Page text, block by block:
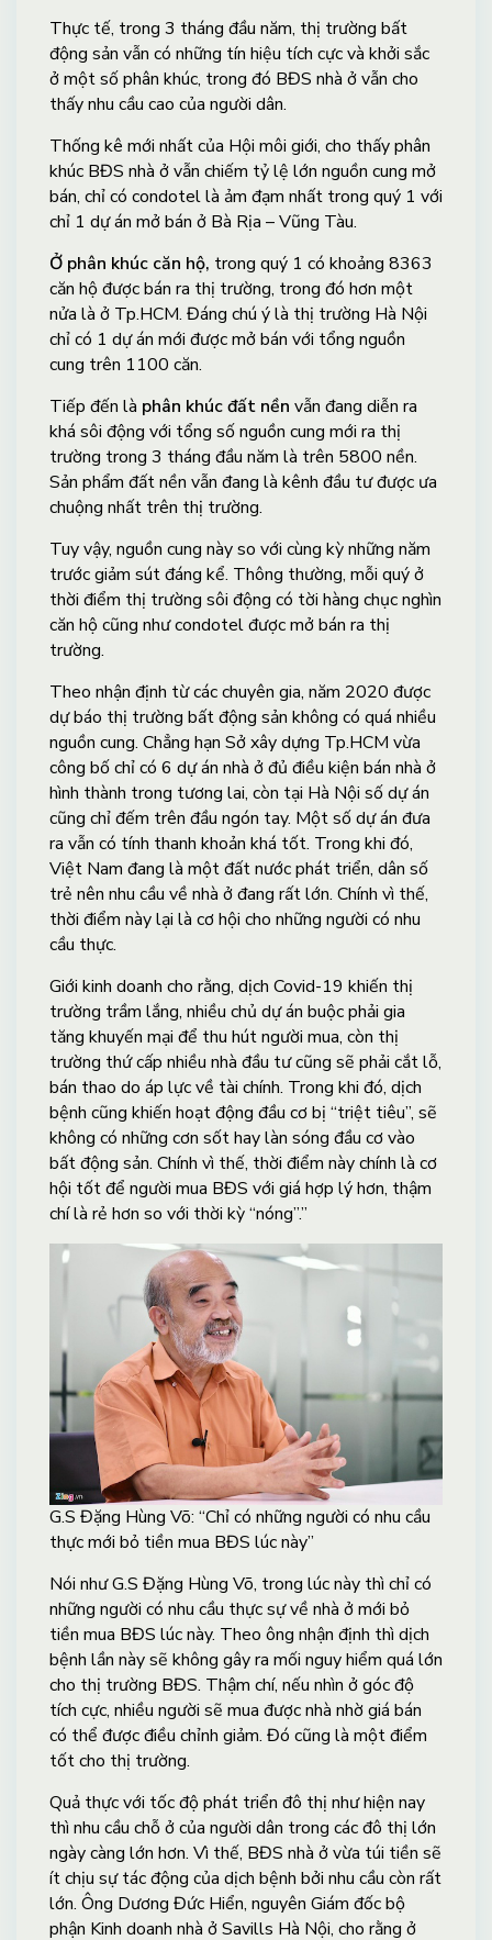
Thực tế, trong 3 tháng đầu năm, thị trường bất
động sản vẫn có những tín hiệu tích cực và khởi sắc
ở một số phân khúc, trong đó BĐS nhà ở vẫn cho
thấy nhu cầu cao của người dân.
Thống kê mới nhất của Hội môi giới, cho thấy phân
khúc BĐS nhà ở vẫn chiếm tỷ lệ lớn nguồn cung mở
bán, chỉ có condotel là ảm đạm nhất trong quý 1 với
chỉ 1 dự án mở bán ở Bà Rịa – Vũng Tàu.
Ở phân khúc căn hộ, trong quý 1 có khoảng 8363
căn hộ được bán ra thị trường, trong đó hơn một
nửa là ở Tp.HCM. Đáng chú ý là thị trường Hà Nội
chỉ có 1 dự án mới được mở bán với tổng nguồn
cung trên 1100 căn.
Tiếp đến là phân khúc đất nền vẫn đang diễn ra
khá sôi động với tổng số nguồn cung mới ra thị
trường trong 3 tháng đầu năm là trên 5800 nền.
Sản phẩm đất nền vẫn đang là kênh đầu tư được ưa
chuộng nhất trên thị trường.
Tuy vậy, nguồn cung này so với cùng kỳ những năm
trước giảm sút đáng kể. Thông thường, mỗi quý ở
thời điểm thị trường sôi động có tời hàng chục nghìn
căn hộ cũng như condotel được mở bán ra thị
trường.
Theo nhận định từ các chuyên gia, năm 2020 được
dự báo thị trường bất động sản không có quá nhiều
nguồn cung. Chẳng hạn Sở xây dựng Tp.HCM vừa
công bố chỉ có 6 dự án nhà ở đủ điều kiện bán nhà ở
hình thành trong tương lai, còn tại Hà Nội số dự án
cũng chỉ đếm trên đầu ngón tay. Một số dự án đưa
ra vẫn có tính thanh khoản khá tốt. Trong khi đó,
Việt Nam đang là một đất nước phát triển, dân số
trẻ nên nhu cầu về nhà ở đang rất lớn. Chính vì thế,
thời điểm này lại là cơ hội cho những người có nhu
cầu thực.
Giới kinh doanh cho rằng, dịch Covid-19 khiến thị
trường trầm lắng, nhiều chủ dự án buộc phải gia
tăng khuyến mại để thu hút người mua, còn thị
trường thứ cấp nhiều nhà đầu tư cũng sẽ phải cắt lỗ,
bán thao do áp lực về tài chính. Trong khi đó, dịch
bệnh cũng khiến hoạt động đầu cơ bị “triệt tiêu”, sẽ
không có những cơn sốt hay làn sóng đầu cơ vào
bất động sản. Chính vì thế, thời điểm này chính là cơ
hội tốt để người mua BĐS với giá hợp lý hơn, thậm
chí là rẻ hơn so với thời kỳ “nóng”.”
G.S Đặng Hùng Võ: “Chỉ có những người có nhu cầu
thực mới bỏ tiền mua BĐS lúc này”
Nói như G.S Đặng Hùng Võ, trong lúc này thì chỉ có
những người có nhu cầu thực sự về nhà ở mới bỏ
tiền mua BĐS lúc này. Theo ông nhận định thì dịch
bệnh lần này sẽ không gây ra mối nguy hiểm quá lớn
cho thị trường BĐS. Thậm chí, nếu nhìn ở góc độ
tích cực, nhiều người sẽ mua được nhà nhờ giá bán
có thể được điều chỉnh giảm. Đó cũng là một điểm
tốt cho thị trường.
Quả thực với tốc độ phát triển đô thị như hiện nay
thì nhu cầu chỗ ở của người dân trong các đô thị lớn
ngày càng lớn hơn. Vì thế, BĐS nhà ở vừa túi tiền sẽ
ít chịu sự tác động của dịch bệnh bởi nhu cầu còn rất
lớn. Ông Dương Đức Hiển, nguyên Giám đốc bộ
phận Kinh doanh nhà ở Savills Hà Nội, cho rằng ở